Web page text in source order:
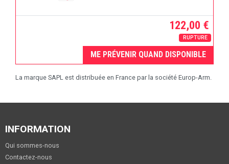
122,00 €
RUPTURE
ME PRÉVENIR QUAND DISPONIBLE
La marque SAPL est distribuée en France par la société Europ-Arm.
INFORMATION
Qui sommes-nous
Contactez-nous